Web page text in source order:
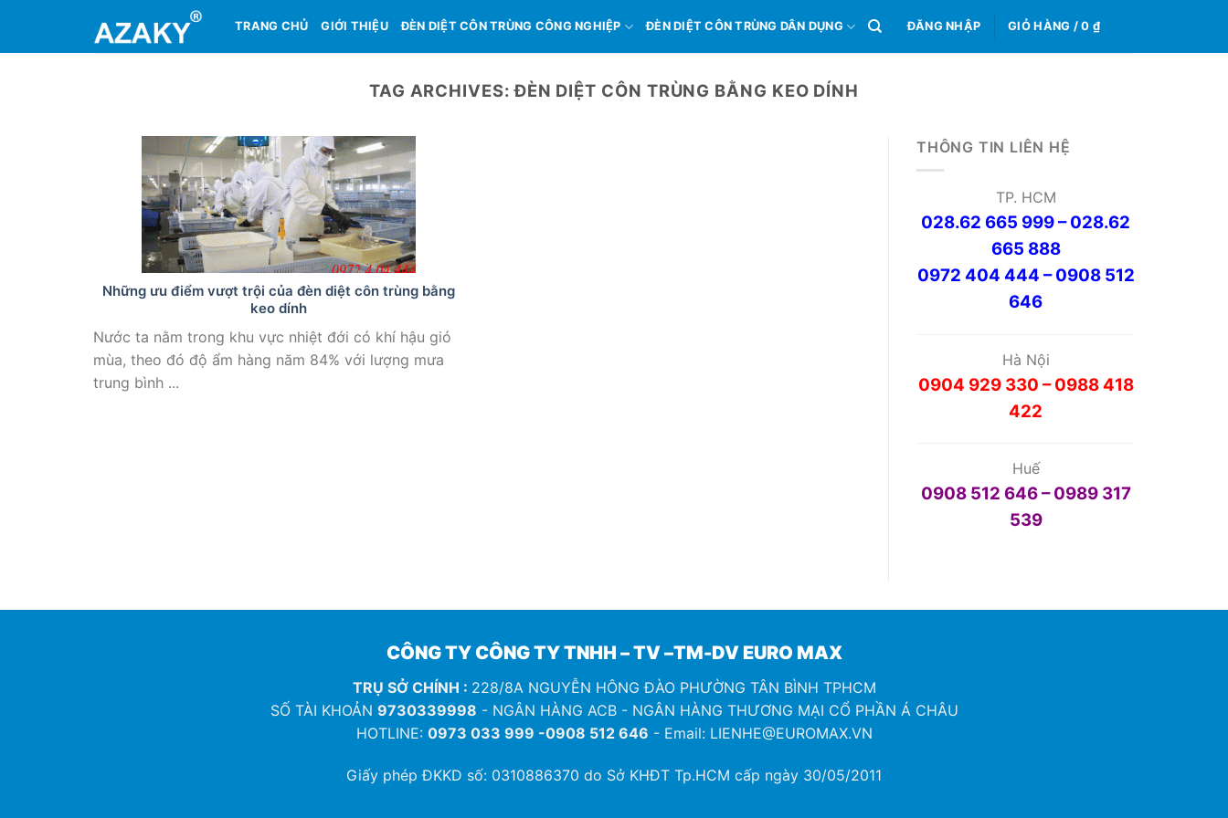
content
TRANG CHỦ GIỚI THIỆU ĐÈN DIỆT CÔN TRÙNG CÔNG NGHIỆP ĐÈN DIỆT CÔN TRÙNG DÂN DỤNG ĐĂNG NHẬP GIỎ HÀNG /0 ₫
TAG ARCHIVES:ĐÈN DIỆT CÔN TRÙNG BẰNG KEO DÍNH
Những ưu điểm vượt trội của đèn diệt côn trùng bằng
keo dính
Nước ta nằm trong khu vực nhiệt đới có khí hậu gió
mùa, theo đó độ ẩm hàng năm 84% với lượng mưa
trung bình ...
THÔNG TIN LIÊN HỆ
TP. HCM
028.62 665 999 – 028.62
665 888
0972 404 444 – 0908 512
646
Hà Nội
0904 929 330 – 0988 418
422
Huế
0908 512 646 – 0989 317
539
CÔNG TY CÔNG TY TNHH – TV –TM-DV EURO MAX
TRỤ SỞ CHÍNH : 228/8A NGUYỄN HÔNG ĐÀO PHƯỜNG TÂN BÌNH TPHCM
SỐ TÀI KHOẢN 9730339998 - NGÂN HÀNG ACB - NGÂN HÀNG THƯƠNG MẠI CỔ PHẦN Á CHÂU
HOTLINE: 0973 033 999 -0908 512 646 - Email: LIENHE@EUROMAX.VN
Giấy phép ĐKKD số: 0310886370 do Sở KHĐT Tp.HCM cấp ngày 30/05/2011